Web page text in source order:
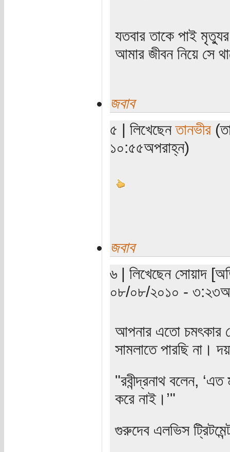
যতবার তাকে পাই
আমার জীবন নিয়ে সে
জবাব
৫ | লিখেছেনতানভীর
১০:৫৫অপরাহ্ন)
জবাব
৬ | লিখেছেন সোয়াদ
০৮/০৮/২০১০ -
আপনার এতো চমৎকার
সামলাতে পারছি না।
"রবীন্দ্রনাথ বলেন,
করে নাই।’"
গুরুদেব এলভিস